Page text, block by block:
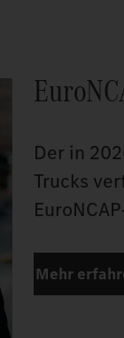
Der in
Trucks
Mehr